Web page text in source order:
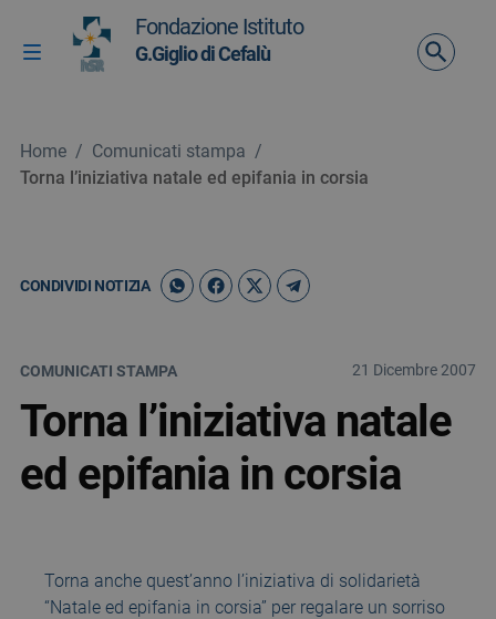
Vai ai contenuti
Vai al menu di navigazione
Vai al footer
Attiva / disattiva la navigazione
Fondazione Istituto
G.Giglio di Cefalù
Home / Comunicati stampa /
Torna l’iniziativa natale ed epifania in corsia
CONDIVIDI NOTIZIA
COMUNICATI STAMPA 21 Dicembre 2007
Torna l’iniziativa natale
ed epifania in corsia
Torna anche quest’anno l’iniziativa di solidarietà
“Natale ed epifania in corsia” per regalare un sorriso